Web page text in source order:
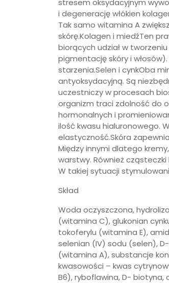
stresem oksydacyjnym
i degenerację włókien
Tak samo witamina A
skórę.Kolagen i miedźTen
biorących udział w
pigmentację skóry i
starzenia.Selen i cynkOba
antyoksydacyjną. Są
uczestniczy w procesach
organizm traci zdolność do
hormonalnych i
ilość kwasu hialuronowego.
elastyczność.Skóra
Między innymi dlatego
warstwy. Również
W takiej sytuacji
Skład
Woda oczyszczona,
(witamina C), glukonian
tokoferylu (witamina E),
selenian (IV) sodu (selen),
(witamina A), substancje
kwasowości – kwas
B6), ryboflawina, D- biotyna,